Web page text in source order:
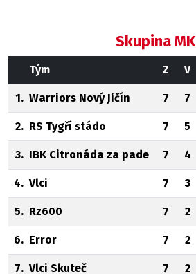
Skupina MK
Tým Z V
1. Warriors Nový Jičín 7 7
2. RS Tygří stádo 7 5
3. IBK Citronáda za pade 7 4
4. Vlci 7 3
5. Rz600 7 2
6. Error 7 2
7. Vlci Skuteč 7 2